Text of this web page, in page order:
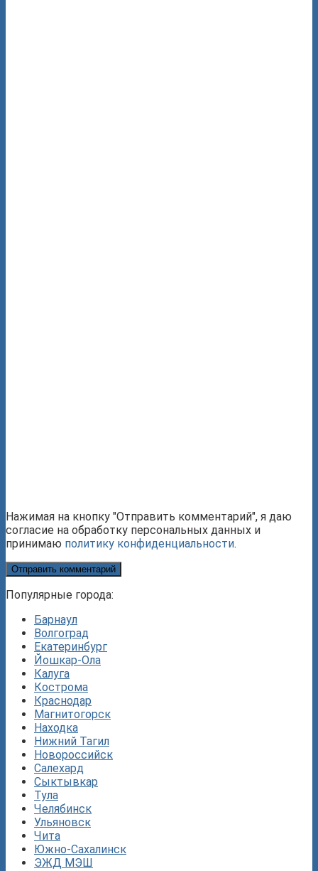
Нажимая на кнопку "Отправить комментарий", я даю
согласие на обработку персональных данных и
принимаю политику конфиденциальности.
Популярные города:
Барнаул
Волгоград
Екатеринбург
Йошкар-Ола
Калуга
Кострома
Краснодар
Магнитогорск
Находка
Нижний Тагил
Новороссийск
Салехард
Сыктывкар
Тула
Челябинск
Ульяновск
Чита
Южно-Сахалинск
ЭЖД МЭШ